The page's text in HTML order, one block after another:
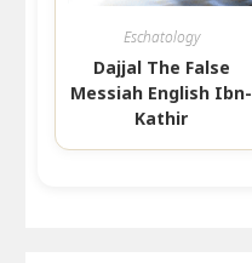
Eschatology
Dajjal The False
Messiah English Ibn-
Kathir